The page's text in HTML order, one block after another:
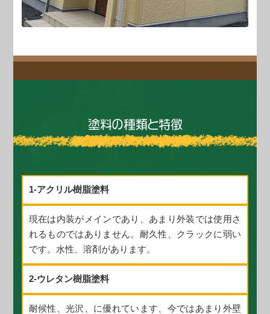
塗料の種類と特徴
1-アクリル樹脂塗料
現在は内装がメインであり、あまり外装では使用さ
れるものではありません。耐久性、クラックに弱い
です。水性、溶剤があります。
2-ウレタン樹脂塗料
耐候性、光沢、に優れています、今ではあまり外壁